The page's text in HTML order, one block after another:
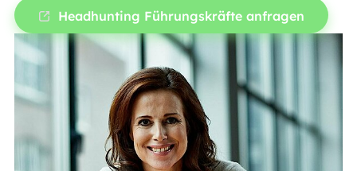
Headhunting Führungskräfte anfragen